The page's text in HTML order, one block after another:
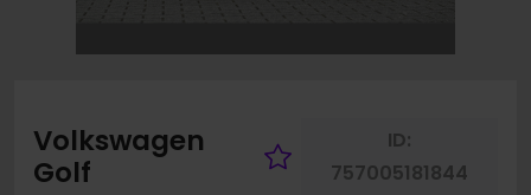
Volkswagen
Golf
Fahrzeug
ID:
757005181844